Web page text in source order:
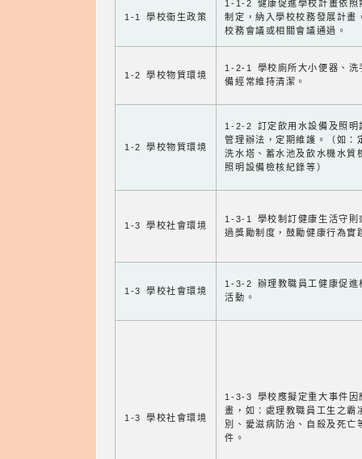
1-1 學校衛生政策
1-1-2 健康促進學校計畫依照
制定，納入學校校務發展計畫
校務會議或相關會議通過。
1-2 學校物質環境
1-2-1 學校廁所大小便器、洗
備經常維持清潔。
1-2 學校物質環境
1-2-2 訂定飲用水設備及照明
管理辦法，定期維護。（如：
洗水塔、蓄水池及飲水機水質
照明設備檢核紀錄等）
1-3 學校社會環境
1-3-1 學校制訂健康生活守則
過獎勵制度，鼓勵健康行為實
1-3 學校社會環境
1-3-2 辦理教職員工健康促進
活動。
1-3 學校社會環境
1-3-3 學校應擬定重大事件因
畫，如：處理教職員工生之霸
別、愛滋病防治、自殺及死亡
件。